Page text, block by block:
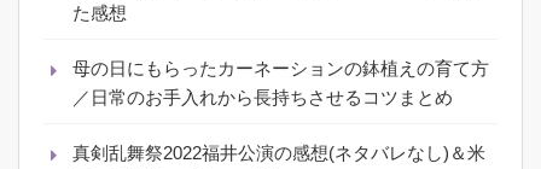
た感想
母の日にもらったカーネーションの鉢植えの育て方
／日常のお手入れから長持ちさせるコツまとめ
真剣乱舞祭2022福井公演の感想(ネタバレなし)＆米